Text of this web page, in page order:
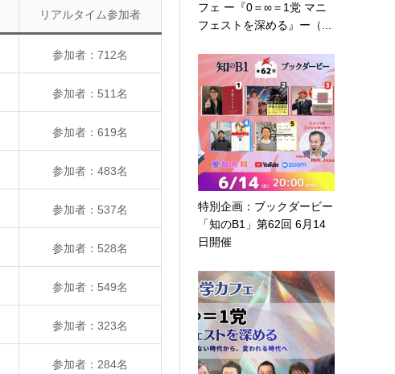
リアルタイム参加者
参加者：712名
参加者：511名
参加者：619名
参加者：483名
参加者：537名
参加者：528名
参加者：549名
参加者：323名
参加者：284名
フェ ー『0＝∞＝1党 マニ
フェストを深める』ー（...
特別企画：ブックダービー
「知のB1」第62回 6月14
日開催